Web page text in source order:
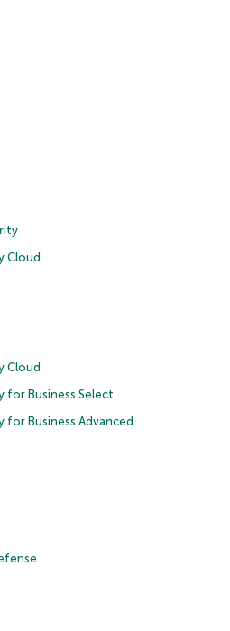
Cloud
Cloud
for Business Select
for Business Advanced